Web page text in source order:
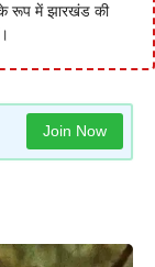
रूप में झारखंड की
Join Now